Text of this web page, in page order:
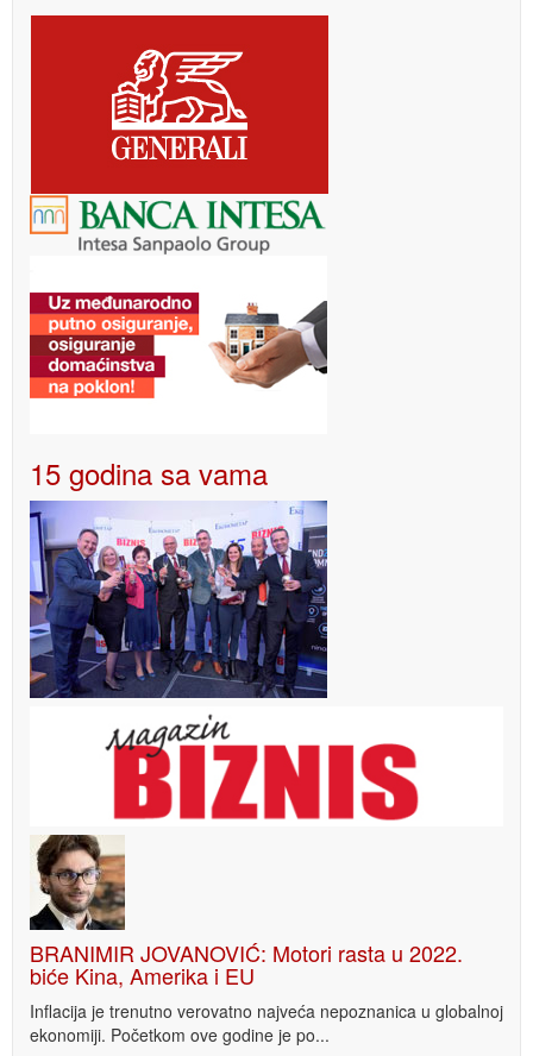
15 godina sa vama
BRANIMIR JOVANOVIĆ: Motori rasta u 2022.
biće Kina, Amerika i EU
Inflacija je trenutno verovatno najveća nepoznanica u globalnoj
ekonomiji. Početkom ove godine je po...